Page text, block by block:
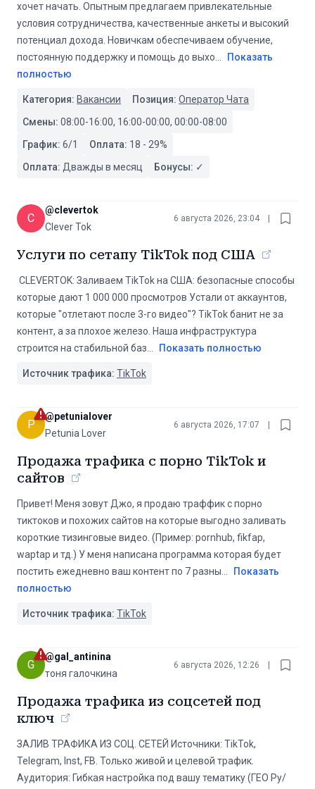
хочет начать. Опытным предлагаем привлекательные
условия сотрудничества, качественные анкеты и высокий
потенциал дохода. Новичкам обеспечиваем обучение,
постоянную поддержку и помощь до выхо
Показать
полностью
Категория: Вакансии Позиция: Оператор Чата
Смены: 08:00-16:00, 16:00-00:00, 00:00-08:00
График: 6/1 Оплата: 18 - 29%
Оплата: Дважды в месяц Бонусы: ✓
C
@clevertok
Clever Tok
6 августа 2026, 23:04
Услуги по сетапу TikTok под США
️ CLEVERTOK: Заливаем TikTok на США: безопасные способы
которые дают 1 000 000 просмотров Устали от аккаунтов,
которые "отлетают после 3-го видео"? TikTok банит не за
контент, а за плохое железо. Наша инфраструктура ️
строится на стабильной баз
Показать полностью
Источник трафика: TikTok
P
@petunialover
Petunia Lover
6 августа 2026, 17:07
Продажа трафика с порно TikTok и
сайтов
Привет! Меня зовут Джо, я продаю траффик с порно
тиктоков и похожих сайтов на которые выгодно заливать
короткие тизинговые видео. (Пример: pornhub, fikfap,
waptap и тд.) У меня написана программа которая будет
постить ежедневно ваш контент по 7 разны
Показать
полностью
Источник трафика: TikTok
G
@gal_antinina
тоня галочкина
6 августа 2026, 12:26
Продажа трафика из соцсетей под
ключ
ЗАЛИВ ТРАФИКА ИЗ СОЦ. СЕТЕЙ Источники: TikTok,
Telegram, Inst, FB. Только живой и целевой трафик.
Аудитория: Гибкая настройка под вашу тематику (ГЕО Ру/